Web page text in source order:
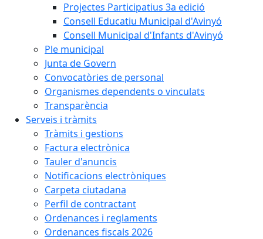
Projectes Participatius 3a edició
Consell Educatiu Municipal d'Avinyó
Consell Municipal d'Infants d'Avinyó
Ple municipal
Junta de Govern
Convocatòries de personal
Organismes dependents o vinculats
Transparència
Serveis i tràmits
Tràmits i gestions
Factura electrònica
Tauler d'anuncis
Notificacions electròniques
Carpeta ciutadana
Perfil de contractant
Ordenances i reglaments
Ordenances fiscals 2026